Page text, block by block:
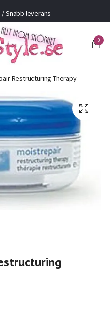
Snabb leverans
0
Restructuring Therapy